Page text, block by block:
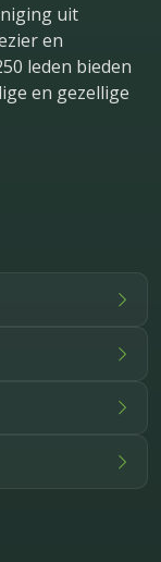
uit
en
leden bieden
en gezellige